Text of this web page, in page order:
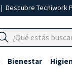
| Descubre Tecniwork
Bienestar